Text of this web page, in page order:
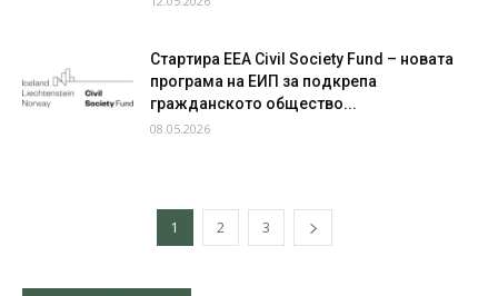
Стартира EEA Civil Society Fund – новата
програма на ЕИП за подкрепа
гражданското общество...
08.05.2026
1 2 3